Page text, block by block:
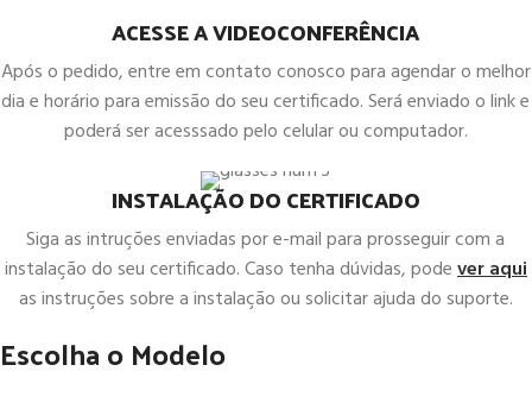
ACESSE A VIDEOCONFERÊNCIA
Após o pedido, entre em contato conosco para agendar o melhor
dia e horário para emissão do seu certificado. Será enviado o link e
poderá ser acesssado pelo celular ou computador.
INSTALAÇÃO DO CERTIFICADO
Siga as intruções enviadas por e-mail para prosseguir com a
instalação do seu certificado. Caso tenha dúvidas, podever aqui
as instruções sobre a instalação ou solicitar ajuda do suporte.
Escolha o Modelo